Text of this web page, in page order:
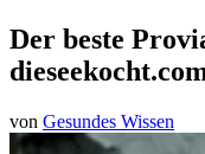
Der beste
von Gesundes Wissen